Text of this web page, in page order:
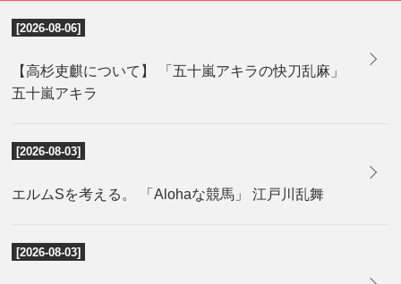
[2026-08-06]
【高杉吏麒について】 「五十嵐アキラの快刀乱麻」
五十嵐アキラ
[2026-08-03]
エルムSを考える。 「Alohaな競馬」 江戸川乱舞
[2026-08-03]